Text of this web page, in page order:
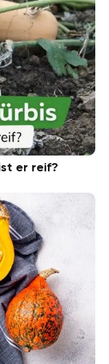
er reif?